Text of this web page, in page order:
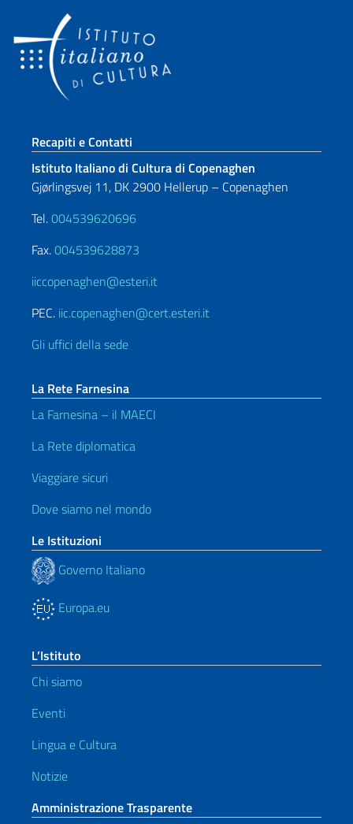
Sezione footer
Recapiti e Contatti
Istituto Italiano di Cultura di Copenaghen
Gjørlingsvej 11, DK 2900 Hellerup – Copenaghen
Tel.004539620696
Fax.004539628873
iiccopenaghen@esteri.it
PEC. iic.copenaghen@cert.esteri.it
Gli uffici della sede
La Rete Farnesina
La Farnesina – il MAECI
La Rete diplomatica
Viaggiare sicuri
Dove siamo nel mondo
Le Istituzioni
Governo Italiano
Europa.eu
L’Istituto
Chi siamo
Eventi
Lingua e Cultura
Notizie
Amministrazione Trasparente